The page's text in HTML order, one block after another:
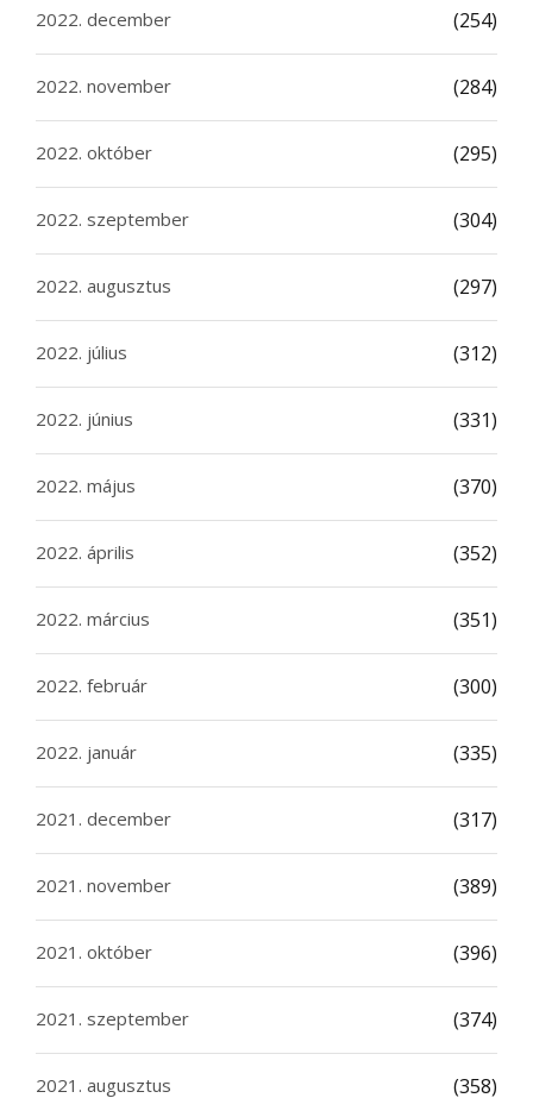
2022. december (254)
2022. november (284)
2022. október (295)
2022. szeptember (304)
2022. augusztus (297)
2022. július (312)
2022. június (331)
2022. május (370)
2022. április (352)
2022. március (351)
2022. február (300)
2022. január (335)
2021. december (317)
2021. november (389)
2021. október (396)
2021. szeptember (374)
2021. augusztus (358)